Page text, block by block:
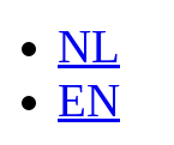
NL
EN